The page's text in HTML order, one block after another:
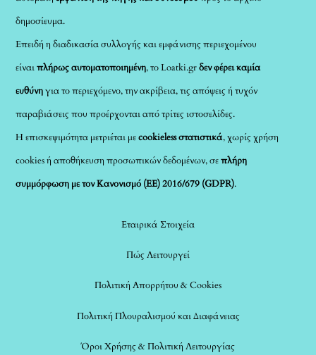
δημοσίευμα.
Επειδή η διαδικασία συλλογής και εμφάνισης περιεχομένου
είναιπλήρως αυτοματοποιημένη, το Loatki.grδεν φέρει καμία
ευθύνηγια το περιεχόμενο, την ακρίβεια, τις απόψεις ή τυχόν
παραβιάσεις που προέρχονται από τρίτες ιστοσελίδες.
Η επισκεψιμότητα μετριέται μεcookieless στατιστικά, χωρίς χρήση
cookies ή αποθήκευση προσωπικών δεδομένων, σεπλήρη
συμμόρφωση με τον Κανονισμό (ΕΕ) 2016/679 (GDPR).
Εταιρικά Στοιχεία
Πώς Λειτουργεί
Πολιτική Απορρήτου & Cookies
Πολιτική Πλουραλισμού και Διαφάνειας
Όροι Χρήσης & Πολιτική Λειτουργίας